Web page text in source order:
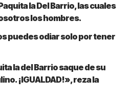
la Del Barrio, las cuales
los hombres.
puedes odiar solo por tener
la del Barrio saque de su
¡IGUALDAD!», reza la